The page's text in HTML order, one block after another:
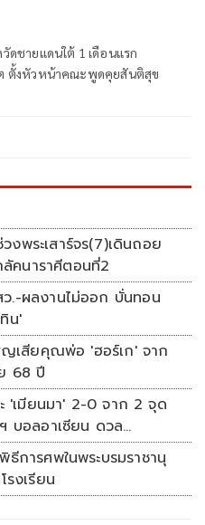
ดชายแดนใต้ 1 เดือนแรก
ตั้งหัวหน้าคณะพูดคุยสันติสุข
งพระเสาร์จร(7)เดินถอย
คนาราศีตอนที่2
.-ผลงานไม่ออก บั่นทอน
น'
ญเสียคุณพ่อ 'ฮอร์เก' จาก
68 ปี
'เมียนมา' 2-0 จาก 2 จุด
บอลอาเซียน ดวล
การศพในพระบรมราชานุ
รงเรียน